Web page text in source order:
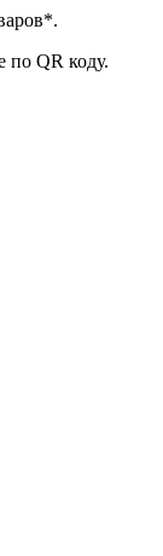
по QR коду.